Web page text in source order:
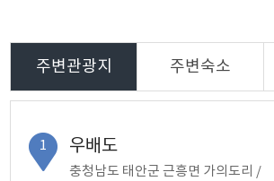
주변관광지 주변숙소
1 우배도
충청남도 태안군 근흥면 가의도리 /